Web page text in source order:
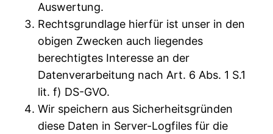
Auswertung.
Rechtsgrundlage hierfür ist unser in den
obigen Zwecken auch liegendes
berechtigtes Interesse an der
Datenverarbeitung nach Art. 6 Abs. 1 S.1
lit. f) DS-GVO.
Wir speichern aus Sicherheitsgründen
diese Daten in Server-Logfiles für die